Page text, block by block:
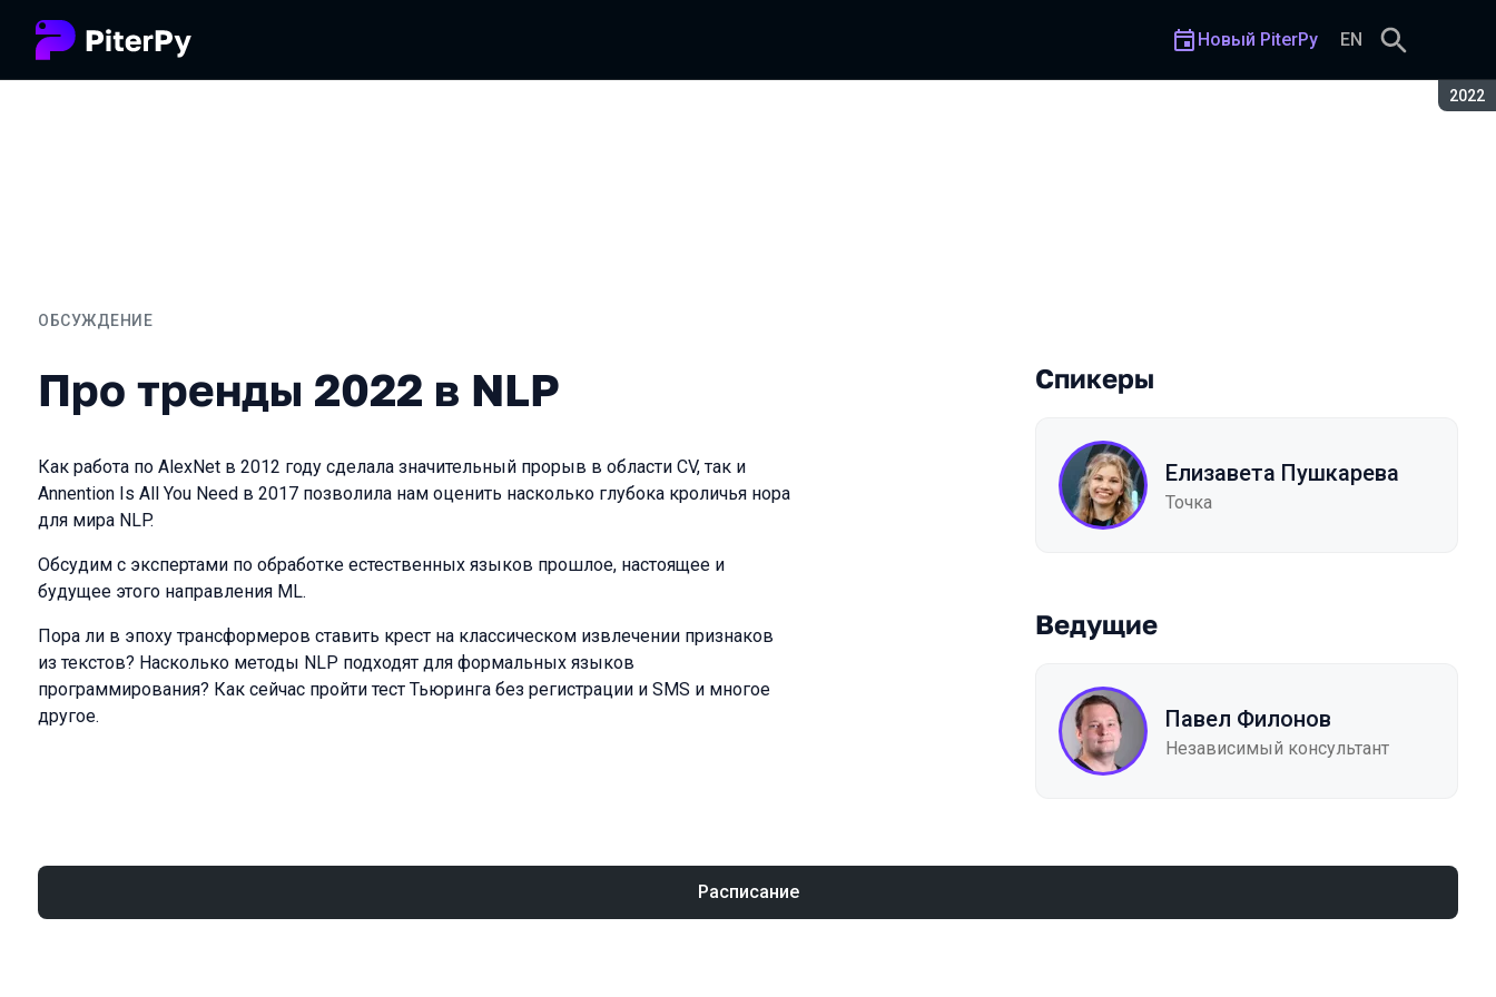
2022
Новый PiterPy EN
ОБСУЖДЕНИЕ
Про тренды 2022 в NLP
Про тренды 2022 в NLP
Как работа по AlexNet в 2012 году сделала значительный прорыв в области CV, так и
Annention Is All You Need в 2017 позволила нам оценить насколько глубока кроличья нора
для мира NLP.
Обсудим с экспертами по обработке естественных языков прошлое, настоящее и
будущее этого направления ML.
Пора ли в эпоху трансформеров ставить крест на классическом извлечении признаков
из текстов? Насколько методы NLP подходят для формальных языков
программирования? Как сейчас пройти тест Тьюринга без регистрации и SMS и многое
другое.
Спикеры
Елизавета Пушкарева
Точка
Ведущие
Павел Филонов
Независимый консультант
Расписание